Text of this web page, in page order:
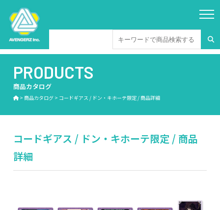
PRODUCTS
商品カタログ
> 商品カタログ> コードギアス / ドン・キホーテ限定 / 商品詳細
コードギアス / ドン・キホーテ限定 / 商品
詳細